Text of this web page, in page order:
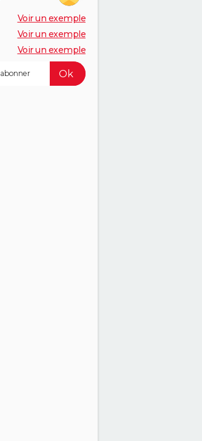
Voir un exemple
Voir un exemple
Voir un exemple